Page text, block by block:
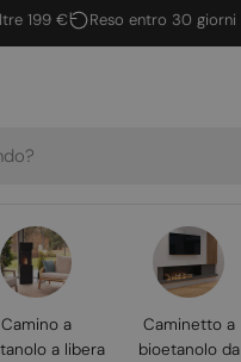
€ Reso entro 30 giorni
Camino a
a libera
Caminetto a
bioetanolo da